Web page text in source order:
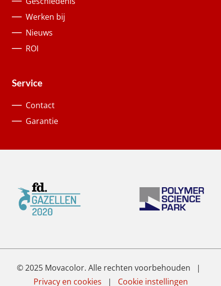
Werken bij
Nieuws
ROI
Service
Contact
Garantie
© 2025 Movacolor. Alle rechten voorbehouden |
Privacy en cookies | Cookie instellingen